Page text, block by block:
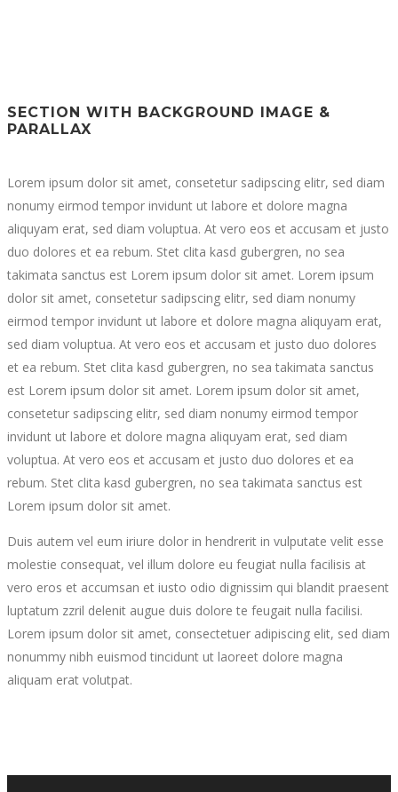
SECTION WITH BACKGROUND IMAGE &
PARALLAX
Lorem ipsum dolor sit amet, consetetur sadipscing elitr, sed diam
nonumy eirmod tempor invidunt ut labore et dolore magna
aliquyam erat, sed diam voluptua. At vero eos et accusam et justo
duo dolores et ea rebum. Stet clita kasd gubergren, no sea
takimata sanctus est Lorem ipsum dolor sit amet. Lorem ipsum
dolor sit amet, consetetur sadipscing elitr, sed diam nonumy
eirmod tempor invidunt ut labore et dolore magna aliquyam erat,
sed diam voluptua. At vero eos et accusam et justo duo dolores
et ea rebum. Stet clita kasd gubergren, no sea takimata sanctus
est Lorem ipsum dolor sit amet. Lorem ipsum dolor sit amet,
consetetur sadipscing elitr, sed diam nonumy eirmod tempor
invidunt ut labore et dolore magna aliquyam erat, sed diam
voluptua. At vero eos et accusam et justo duo dolores et ea
rebum. Stet clita kasd gubergren, no sea takimata sanctus est
Lorem ipsum dolor sit amet.
Duis autem vel eum iriure dolor in hendrerit in vulputate velit esse
molestie consequat, vel illum dolore eu feugiat nulla facilisis at
vero eros et accumsan et iusto odio dignissim qui blandit praesent
luptatum zzril delenit augue duis dolore te feugait nulla facilisi.
Lorem ipsum dolor sit amet, consectetuer adipiscing elit, sed diam
nonummy nibh euismod tincidunt ut laoreet dolore magna
aliquam erat volutpat.